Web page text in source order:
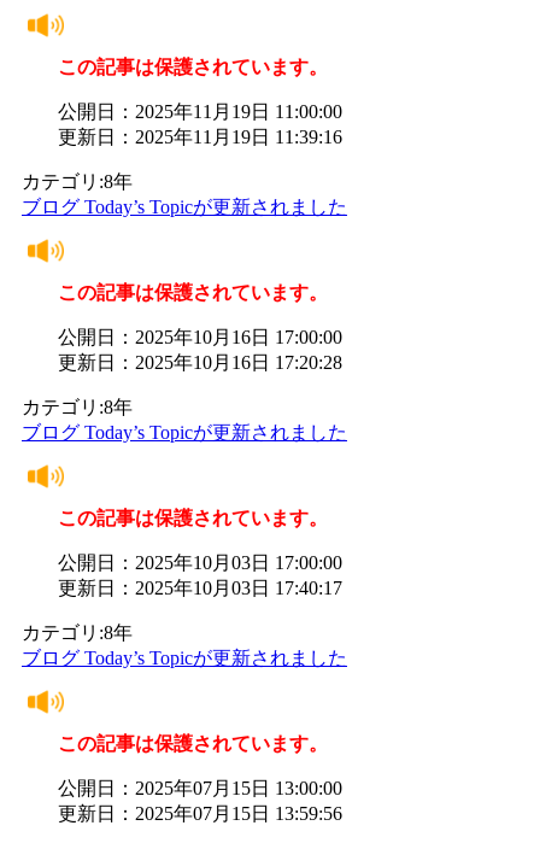
この記事は保護されています。
公開日：2025年11月19日 11:00:00
更新日：2025年11月19日 11:39:16
カテゴリ:8年
ブログ Today’s Topicが更新されました
この記事は保護されています。
公開日：2025年10月16日 17:00:00
更新日：2025年10月16日 17:20:28
カテゴリ:8年
ブログ Today’s Topicが更新されました
この記事は保護されています。
公開日：2025年10月03日 17:00:00
更新日：2025年10月03日 17:40:17
カテゴリ:8年
ブログ Today’s Topicが更新されました
この記事は保護されています。
公開日：2025年07月15日 13:00:00
更新日：2025年07月15日 13:59:56